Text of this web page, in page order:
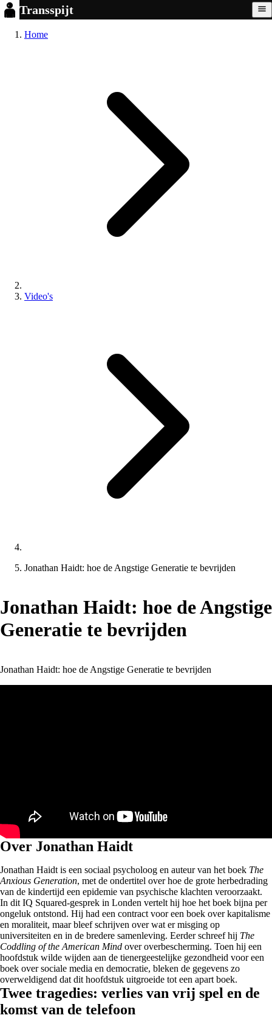
Transspijt
Home
Video's
Jonathan Haidt: hoe de Angstige Generatie te bevrijden
Jonathan Haidt: hoe de Angstige
Generatie te bevrijden
Jonathan Haidt: hoe de Angstige Generatie te bevrijden
Over Jonathan Haidt
Jonathan Haidt is een sociaal psycholoog en auteur van het boek The
Anxious Generation, met de ondertitel over hoe de grote herbedrading
van de kindertijd een epidemie van psychische klachten veroorzaakt.
In dit IQ Squared-gesprek in Londen vertelt hij hoe het boek bijna per
ongeluk ontstond. Hij had een contract voor een boek over kapitalisme
en moraliteit, maar bleef schrijven over wat er misging op
universiteiten en in de bredere samenleving. Eerder schreef hij The
Coddling of the American Mind over overbescherming. Toen hij een
hoofdstuk wilde wijden aan de tienergeestelijke gezondheid voor een
boek over sociale media en democratie, bleken de gegevens zo
overweldigend dat dit hoofdstuk uitgroeide tot een apart boek.
Twee tragedies: verlies van vrij spel en de
komst van de telefoon